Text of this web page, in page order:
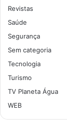
Revistas
Saúde
Segurança
Sem categoria
Tecnologia
Turismo
TV Planeta Água
WEB